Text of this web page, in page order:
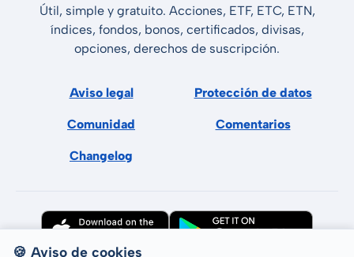
Útil, simple y gratuito. Acciones, ETF, ETC, ETN,
índices, fondos, bonos, certificados, divisas,
opciones, derechos de suscripción.
Aviso legal Protección de datos
Comunidad Comentarios
Changelog
🍪 Aviso de cookies